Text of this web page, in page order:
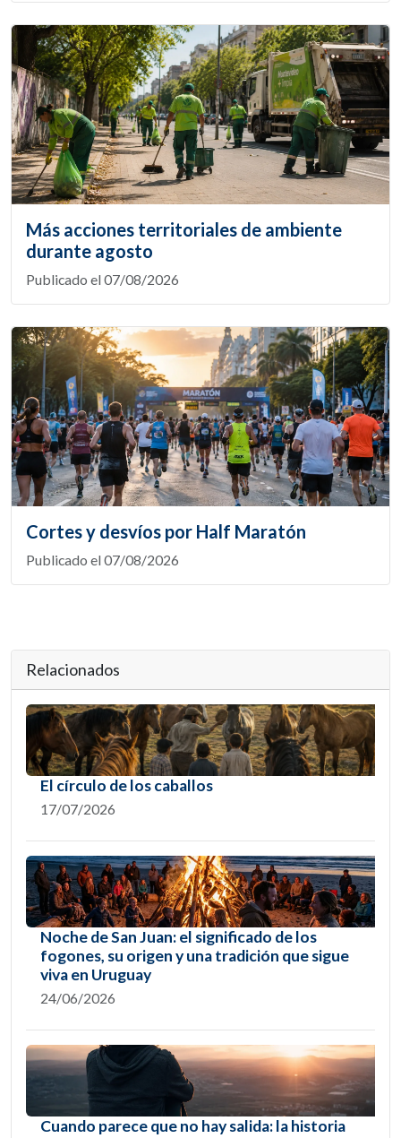
Más acciones territoriales de ambiente
durante agosto
Publicado el 07/08/2026
Cortes y desvíos por Half Maratón
Publicado el 07/08/2026
Relacionados
El círculo de los caballos
17/07/2026
Noche de San Juan: el significado de los
fogones, su origen y una tradición que sigue
viva en Uruguay
24/06/2026
Cuando parece que no hay salida: la historia